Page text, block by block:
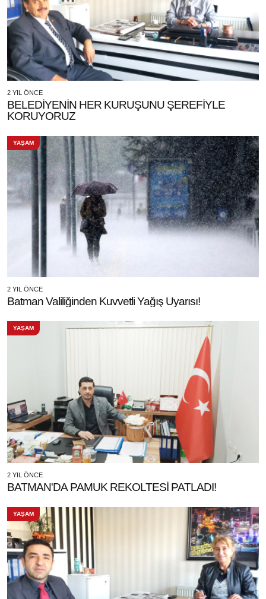
2 YIL ÖNCE
BELEDİYENİN HER KURUŞUNU ŞEREFİYLE
KORUYORUZ
YAŞAM
2 YIL ÖNCE
Batman Valiliğinden Kuvvetli Yağış Uyarısı!
YAŞAM
2 YIL ÖNCE
BATMAN'DA PAMUK REKOLTESİ PATLADI!
YAŞAM